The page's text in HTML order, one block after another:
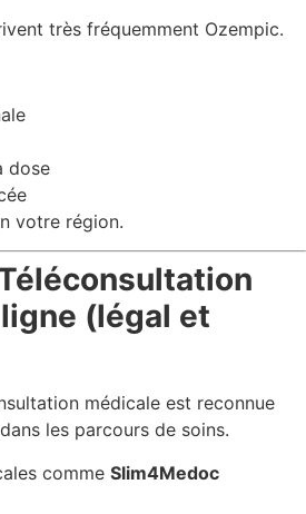
très fréquemment Ozempic.
dose
votre région.
(légal et
médicale est reconnue
les parcours de soins.
comme Slim4Medoc